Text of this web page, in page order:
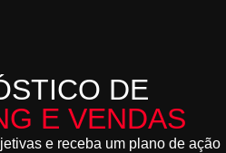
DE
E VENDAS
e receba um plano de ação